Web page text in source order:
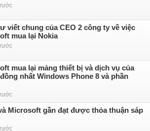
viết chung của CEO 2 công ty về việc
mua lại Nokia
mua lại mảng thiết bị và dịch vụ của
nhất Windows Phone 8 và phần
Microsoft gần đạt được thỏa thuận sáp